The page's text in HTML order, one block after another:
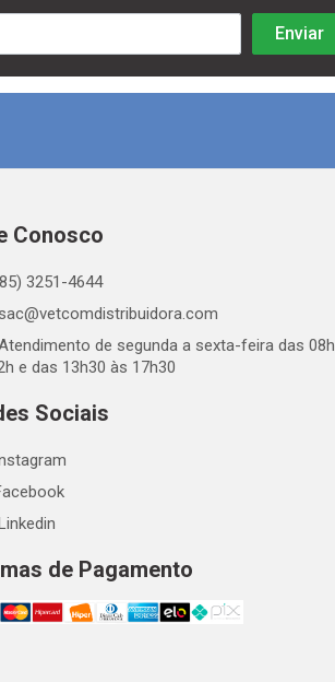
Conosco
3251-4644
sac@vetcomdistribuidora.com
de segunda a sexta-feira das 08h
e das 13h30 às 17h30
Sociais
de Pagamento